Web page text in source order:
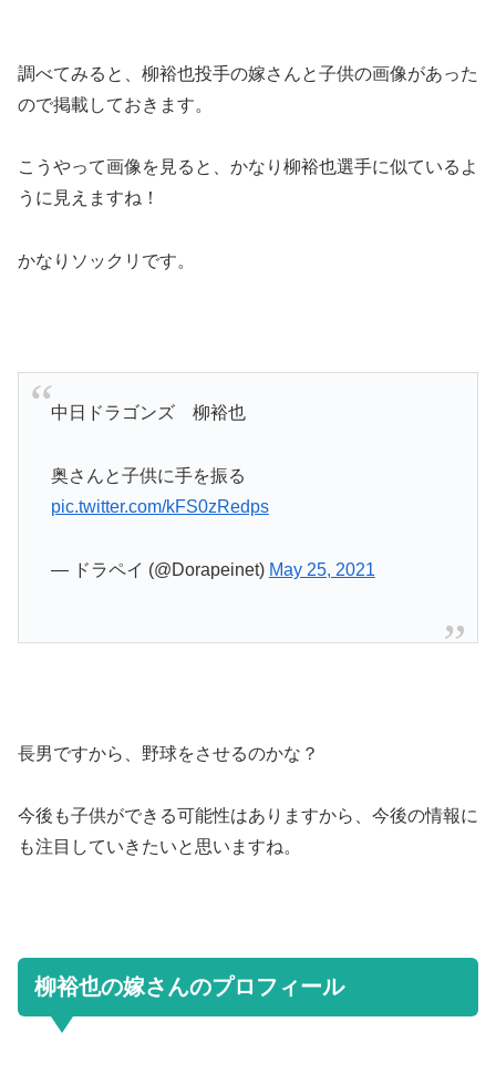
調べてみると、柳裕也投手の嫁さんと子供の画像があった
ので掲載しておきます。
こうやって画像を見ると、かなり柳裕也選手に似ているよ
うに見えますね！
かなりソックリです。
中日ドラゴンズ 柳裕也
奥さんと子供に手を振る
pic.twitter.com/kFS0zRedps
— ドラペイ (@Dorapeinet) May 25, 2021
長男ですから、野球をさせるのかな？
今後も子供ができる可能性はありますから、今後の情報に
も注目していきたいと思いますね。
柳裕也の嫁さんのプロフィール